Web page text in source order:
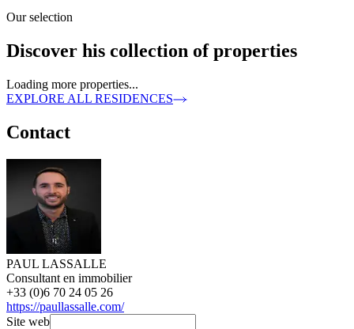
Our selection
Discover his collection of properties
Loading more properties...
EXPLORE ALL RESIDENCES
Contact
PAUL LASSALLE
Consultant en immobilier
+33 (0)6 70 24 05 26
https://paullassalle.com/
Site web